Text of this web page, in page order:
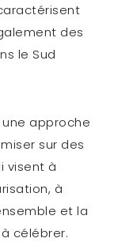
des
le Sud
approche
sur des
visent à
à
et la
célébrer.